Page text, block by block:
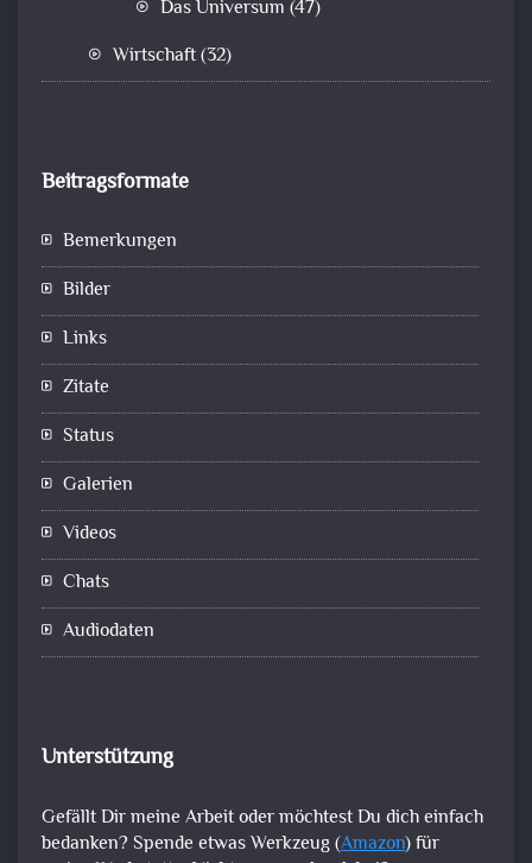
Das Universum (47)
Wirtschaft(32)
Beitragsformate
Bemerkungen
Bilder
Links
Zitate
Status
Galerien
Videos
Chats
Audiodaten
Unterstützung
Gefällt Dir meine Arbeit oder möchtest Du dich einfach
bedanken? Spende etwas Werkzeug (Amazon) für